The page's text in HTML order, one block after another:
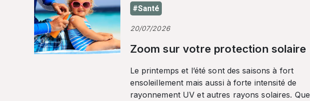
#Santé
20/07/2026
Zoom sur votre protection solaire
Le printemps et l’été sont des saisons à fort
ensoleillement mais aussi à forte intensité de
rayonnement UV et autres rayons solaires. Que